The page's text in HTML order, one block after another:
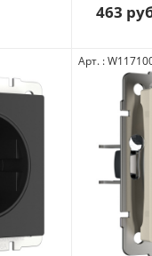
463
Арт. :